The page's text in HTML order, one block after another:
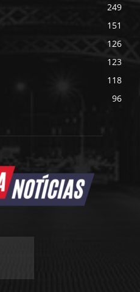
249
151
126
123
118
96